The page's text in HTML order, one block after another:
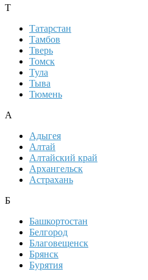
Т
Татарстан
Тамбов
Тверь
Томск
Тула
Тыва
Тюмень
А
Адыгея
Алтай
Алтайский край
Архангельск
Астрахань
Б
Башкортостан
Белгород
Благовещенск
Брянск
Бурятия